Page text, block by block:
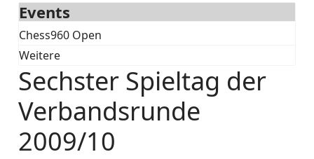
Events
Chess960 Open
Weitere
Sechster Spieltag der
Verbandsrunde
2009/10